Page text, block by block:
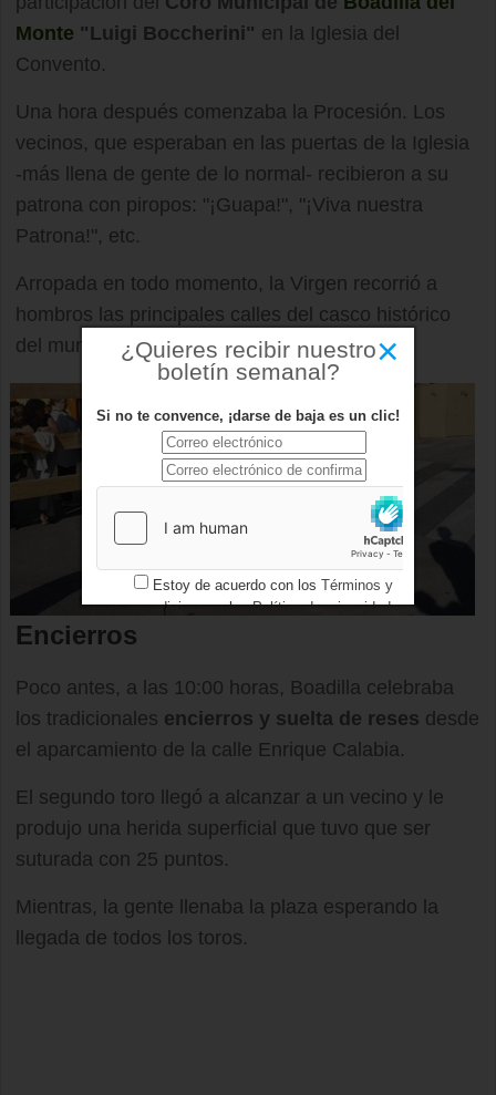
Monte "Luigi Boccherini" en la Iglesia del
Convento.
Una hora después comenzaba la Procesión. Los
vecinos, que esperaban en las puertas de la Iglesia
-más llena de gente de lo normal- recibieron a su
patrona con piropos: "¡Guapa!", "¡Viva nuestra
Patrona!", etc.
Arropada en todo momento, la Virgen recorrió a
hombros las principales calles del casco histórico
del municipio.
Encierros
Poco antes, a las 10:00 horas, Boadilla celebraba
los tradicionales encierros y suelta de reses desde
el aparcamiento de la calle Enrique Calabia.
El segundo toro llegó a alcanzar a un vecino y le
produjo una herida superficial que tuvo que ser
suturada con 25 puntos.
Mientras, la gente llenaba la plaza esperando la
llegada de todos los toros.
×
¿Quieres recibir nuestro
boletín semanal?
Si no te convence, ¡darse de baja es un clic!
Estoy de acuerdo con los Términos y
condicionesy losPolítica de privacidad